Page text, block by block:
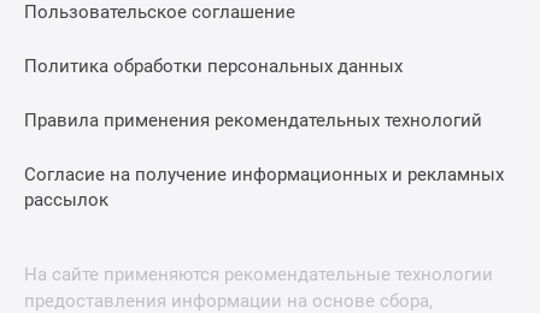
Пользовательское соглашение
Политика обработки персональных данных
Правила применения рекомендательных технологий
Согласие на получение информационных и рекламных
рассылок
На сайте применяются рекомендательные технологии
предоставления информации на основе сбора,